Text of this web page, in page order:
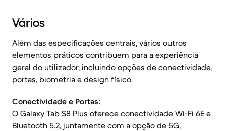
Vários
Além das especificações centrais, vários outros
elementos práticos contribuem para a experiência
geral do utilizador, incluindo opções de conectividade,
portas, biometria e design físico.
Conectividade e Portas:
O Galaxy Tab S8 Plus oferece conectividade Wi-Fi 6E e
Bluetooth 5.2, juntamente com a opção de 5G,